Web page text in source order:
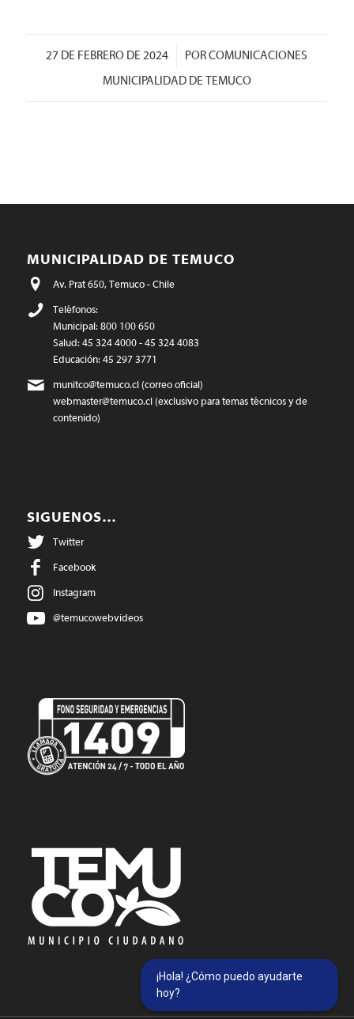
27 DE FEBRERO DE 2024
/ PORCOMUNICACIONES
MUNICIPALIDAD DE TEMUCO
MUNICIPALIDAD DE TEMUCO
Av. Prat 650, Temuco - Chile
Teléfonos:
Municipal: 800 100 650
Salud: 45 324 4000 - 45 324 4083
Educación: 45 297 3771
munitco@temuco.cl(correo oficial)
webmaster@temuco.cl(exclusivo para temas técnicos y de
contenido)
SIGUENOS…
Twitter
Facebook
Instagram
@temucowebvideos
¡Hola! ¿Cómo puedo ayudarte
hoy?